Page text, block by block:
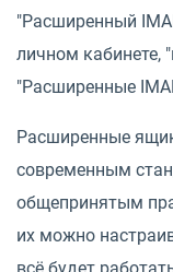
"Расширенный
личном кабинете,
"Расширенные
Расширенные
современным
общепринятым
их можно